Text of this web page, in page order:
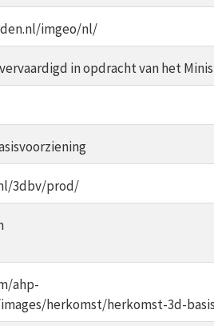
imgeo/nl/
in opdracht van het
3dbv/prod/
ahp-
herkomst/herkomst-3d-